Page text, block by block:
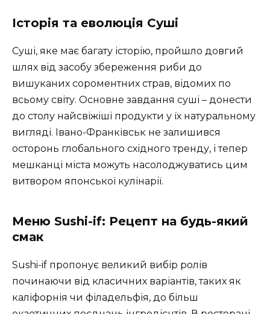
Історія та еволюція Суші
Суші, яке має багату історію, пройшло довгий
шлях від засобу збереження риби до
вишуканих сороментних страв, відомих по
всьому світу. Основне завдання суші – донести
до столу найсвіжіші продукти у їх натуральному
вигляді. Івано-Франківськ не залишився
осторонь глобального східного тренду, і тепер
мешканці міста можуть насолоджуватись цим
витвором японської кулінарії.
Меню Sushi-if: Рецепт на будь-який
смак
Sushi-if пропонує великий вибір ролів
починаючи від класичних варіантів, таких як
каліфорнія чи філадельфія, до більш